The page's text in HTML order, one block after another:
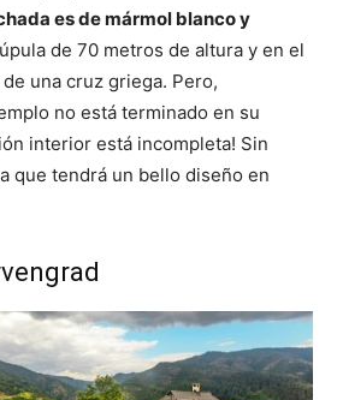
es de mármol blanco y
de 70 metros de altura y en el
una cruz griega. Pero,
no está terminado en su
interior está incompleta! Sin
que tendrá un bello diseño en